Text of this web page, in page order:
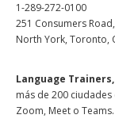
1-289-272-0100
251 Consumers
North York, Toronto,
Language Trainers,
más de 200 ciudades
Zoom, Meet o Teams.